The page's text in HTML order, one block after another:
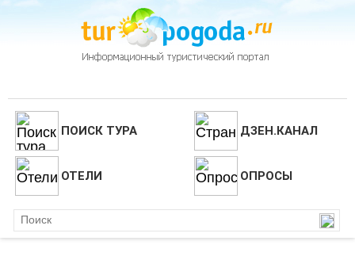
ПОИСК ТУРА ДЗЕН.КАНАЛ
ОТЕЛИ ОПРОСЫ